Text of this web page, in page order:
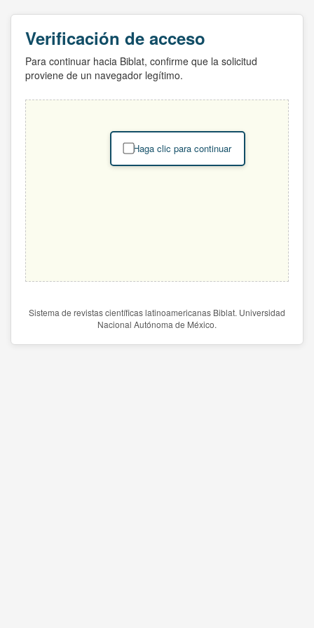
Verificación de acceso
Para continuar hacia Biblat, confirme que la solicitud
proviene de un navegador legítimo.
Haga clic para continuar
Sistema de revistas científicas latinoamericanas Biblat. Universidad
Nacional Autónoma de México.